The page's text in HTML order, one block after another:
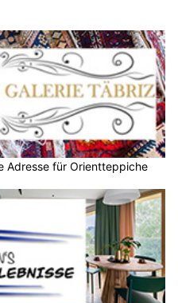
Adresse für Orientteppiche